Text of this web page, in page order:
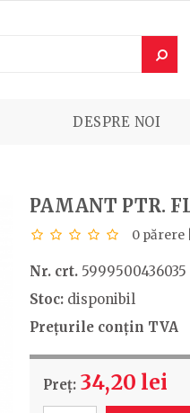
DESPRE NOI
PAMANT PTR.
0 părere|
Nr. crt.5999500436035
Stoc:disponibil
Prețurile conțin TVA
Preț: 34,20 lei